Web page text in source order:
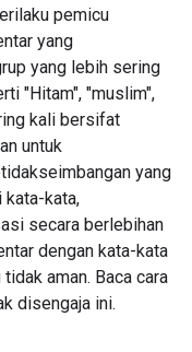
pemicu
yang
yang lebih sering
"Hitam", "muslim",
kali bersifat
untuk
yang
kata-kata,
secara berlebihan
dengan kata-kata
aman. Baca cara
disengaja ini.